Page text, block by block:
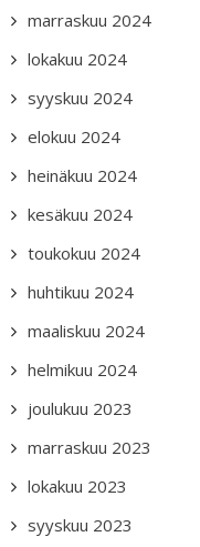
marraskuu 2024
lokakuu 2024
syyskuu 2024
elokuu 2024
heinäkuu 2024
kesäkuu 2024
toukokuu 2024
huhtikuu 2024
maaliskuu 2024
helmikuu 2024
joulukuu 2023
marraskuu 2023
lokakuu 2023
syyskuu 2023